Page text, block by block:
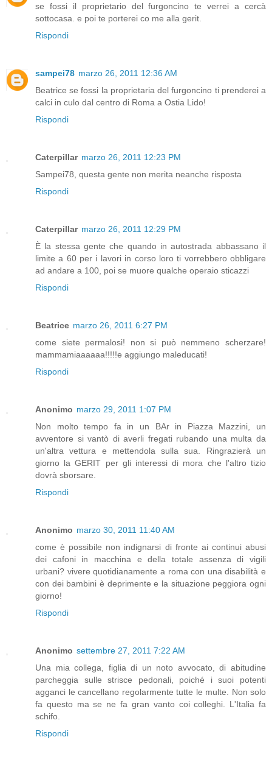
se fossi il proprietario del furgoncino te verrei a cercà
sottocasa. e poi te porterei co me alla gerit.
Rispondi
sampei78 marzo 26, 2011 12:36 AM
Beatrice se fossi la proprietaria del furgoncino ti prenderei a
calci in culo dal centro di Roma a Ostia Lido!
Rispondi
Caterpillar marzo 26, 2011 12:23 PM
Sampei78, questa gente non merita neanche risposta
Rispondi
Caterpillar marzo 26, 2011 12:29 PM
È la stessa gente che quando in autostrada abbassano il
limite a 60 per i lavori in corso loro ti vorrebbero obbligare
ad andare a 100, poi se muore qualche operaio sticazzi
Rispondi
Beatrice marzo 26, 2011 6:27 PM
come siete permalosi! non si può nemmeno scherzare!
mammamiaaaaaa!!!!!e aggiungo maleducati!
Rispondi
Anonimo marzo 29, 2011 1:07 PM
Non molto tempo fa in un BAr in Piazza Mazzini, un
avventore si vantò di averli fregati rubando una multa da
un'altra vettura e mettendola sulla sua. Ringrazierà un
giorno la GERIT per gli interessi di mora che l'altro tizio
dovrà sborsare.
Rispondi
Anonimo marzo 30, 2011 11:40 AM
come è possibile non indignarsi di fronte ai continui abusi
dei cafoni in macchina e della totale assenza di vigili
urbani? vivere quotidianamente a roma con una disabilità e
con dei bambini è deprimente e la situazione peggiora ogni
giorno!
Rispondi
Anonimo settembre 27, 2011 7:22 AM
Una mia collega, figlia di un noto avvocato, di abitudine
parcheggia sulle strisce pedonali, poiché i suoi potenti
agganci le cancellano regolarmente tutte le multe. Non solo
fa questo ma se ne fa gran vanto coi colleghi. L'Italia fa
schifo.
Rispondi